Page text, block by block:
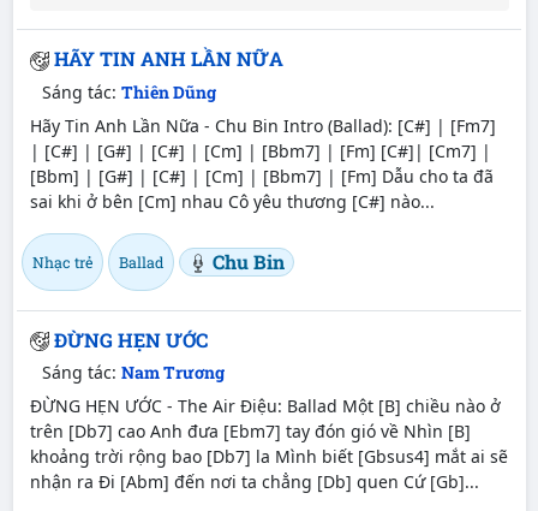
HÃY TIN ANH LẦN NỮA
Sáng tác: Thiên Dũng
Hãy Tin Anh Lần Nữa - Chu Bin Intro (Ballad): [C#] | [Fm7]
| [C#] | [G#] | [C#] | [Cm] | [Bbm7] | [Fm] [C#]| [Cm7] |
[Bbm] | [G#] | [C#] | [Cm] | [Bbm7] | [Fm] Dẫu cho ta đã
sai khi ở bên [Cm] nhau Cô yêu thương [C#] nào...
Nhạc trẻ Ballad Chu Bin
ĐỪNG HẸN ƯỚC
Sáng tác: Nam Trương
ĐỪNG HẸN ƯỚC - The Air Điệu: Ballad Một [B] chiều nào ở
trên [Db7] cao Anh đưa [Ebm7] tay đón gió về Nhìn [B]
khoảng trời rộng bao [Db7] la Mình biết [Gbsus4] mắt ai sẽ
nhận ra Đi [Abm] đến nơi ta chẳng [Db] quen Cứ [Gb]...